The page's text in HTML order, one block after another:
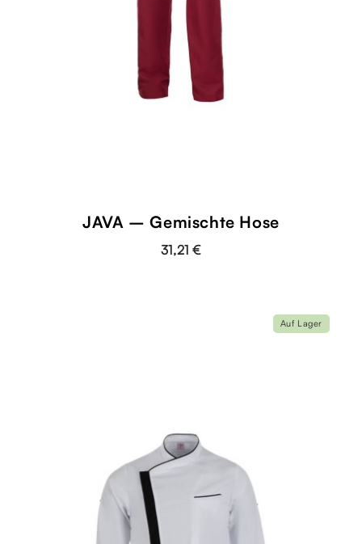
JAVA – Gemischte Hose
31,21 €
Auf Lager